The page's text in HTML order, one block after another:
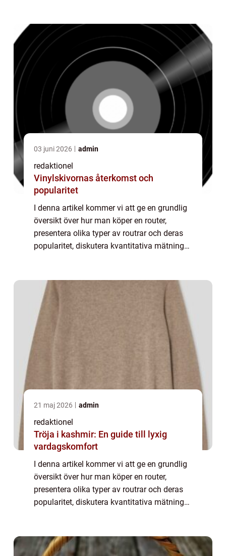
03 juni 2026 admin
redaktionel
Vinylskivornas återkomst och
popularitet
I denna artikel kommer vi att ge en grundlig
översikt över hur man köper en router,
presentera olika typer av routrar och deras
popularitet, diskutera kvantitativa mätningar
21 maj 2026 admin
redaktionel
Tröja i kashmir: En guide till lyxig
vardagskomfort
I denna artikel kommer vi att ge en grundlig
översikt över hur man köper en router,
presentera olika typer av routrar och deras
popularitet, diskutera kvantitativa mätningar